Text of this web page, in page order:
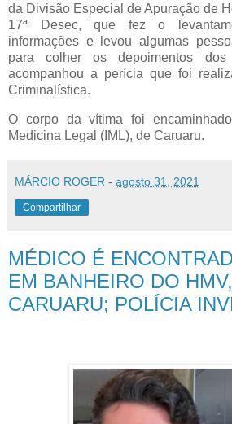
da Divisão Especial de Apuração de
17ª Desec, que fez o
informações e levou algumas
para colher os depoimentos
acompanhou a perícia que foi
Criminalística.
O corpo da vítima foi
Medicina Legal (IML), de Caruaru.
MÁRCIO ROGER - agosto 31, 2021
Compartilhar
MÉDICO É
EM BANHEIRO DO
CARUARU; POLÍCIA